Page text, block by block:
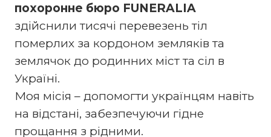
похоронне бюро FUNERALIA
здійснили тисячі перевезень тіл
померлих за кордоном земляків та
землячок до родинних міст та сіл в
Україні.
Моя місія – допомогти українцям навіть
на відстані, забезпечуючи гідне
прощання з рідними.